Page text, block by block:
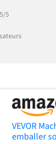
5
VEVOR
emballer